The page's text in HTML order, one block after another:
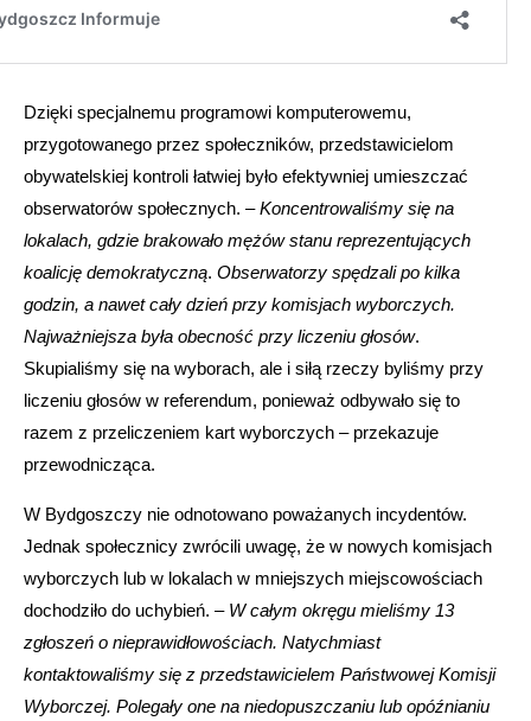
Dzięki specjalnemu programowi komputerowemu,
przygotowanego przez społeczników, przedstawicielom
obywatelskiej kontroli łatwiej było efektywniej umieszczać
obserwatorów społecznych. –Koncentrowaliśmy się na
lokalach, gdzie brakowało mężów stanu reprezentujących
koalicję demokratyczną. Obserwatorzy spędzali po kilka
godzin, a nawet cały dzień przy komisjach wyborczych.
Najważniejsza była obecność przy liczeniu głosów.
Skupialiśmy się na wyborach, ale i siłą rzeczy byliśmy przy
liczeniu głosów w referendum, ponieważ odbywało się to
razem z przeliczeniem kart wyborczych – przekazuje
przewodnicząca.
W Bydgoszczy nie odnotowano poważanych incydentów.
Jednak społecznicy zwrócili uwagę, że w nowych komisjach
wyborczych lub w lokalach w mniejszych miejscowościach
dochodziło do uchybień. – W całym okręgu mieliśmy 13
zgłoszeń o nieprawidłowościach. Natychmiast
kontaktowaliśmy się z przedstawicielem Państwowej Komisji
Wyborczej. Polegały one na niedopuszczaniu lub opóźnianiu